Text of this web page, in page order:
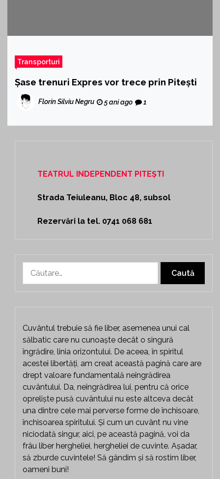
Transporturi
Șase trenuri Expres vor trece prin Pitești
Florin Silviu Negru 5 ani ago 1
TEATRUL INDEPENDENT PITEȘTI
Strada Teiuleanu, Bloc 48, subsol
Rezervări la tel. 0741 068 681
după:
Cuvântul trebuie să fie liber, asemenea unui cal
sălbatic care nu cunoaște decât o singură
îngrădire, linia orizontului. De aceea, în spiritul
acestei libertăți, am creat această pagină care are
drept valoare fundamentală neîngrădirea
cuvântului. Da, neîngrădirea lui, pentru că orice
opreliște pusă cuvântului nu este altceva decât
una dintre cele mai perverse forme de închisoare,
închisoarea spiritului. Și cum un cuvânt nu vine
niciodată singur, aici, pe această pagină, voi da
frâu liber hergheliei, hergheliei de cuvinte. Așadar,
să zburde cuvintele! Să gândim și să rostim liber,
oameni buni!